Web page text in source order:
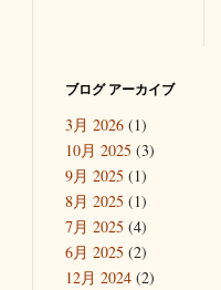
ブログ アーカイブ
3月 2026 (1)
10月 2025 (3)
9月 2025 (1)
8月 2025 (1)
7月 2025 (4)
6月 2025 (2)
12月 2024 (2)